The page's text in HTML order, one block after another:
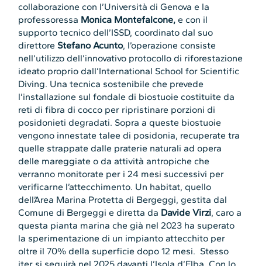
collaborazione con l’Università di Genova e la
professoressa Monica Montefalcone, e con il
supporto tecnico dell’ISSD, coordinato dal suo
direttore Stefano Acunto, l’operazione consiste
nell’utilizzo dell’innovativo protocollo di riforestazione
ideato proprio dall’International School for Scientific
Diving. Una tecnica sostenibile che prevede
l’installazione sul fondale di biostuoie costituite da
reti di fibra di cocco per ripristinare porzioni di
posidonieti degradati. Sopra a queste biostuoie
vengono innestate talee di posidonia, recuperate tra
quelle strappate dalle praterie naturali ad opera
delle mareggiate o da attività antropiche che
verranno monitorate per i 24 mesi successivi per
verificarne l’attecchimento. Un habitat, quello
dell’Area Marina Protetta di Bergeggi, gestita dal
Comune di Bergeggi e diretta da Davide Virzi, caro a
questa pianta marina che già nel 2023 ha superato
la sperimentazione di un impianto attecchito per
oltre il 70% della superficie dopo 12 mesi. Stesso